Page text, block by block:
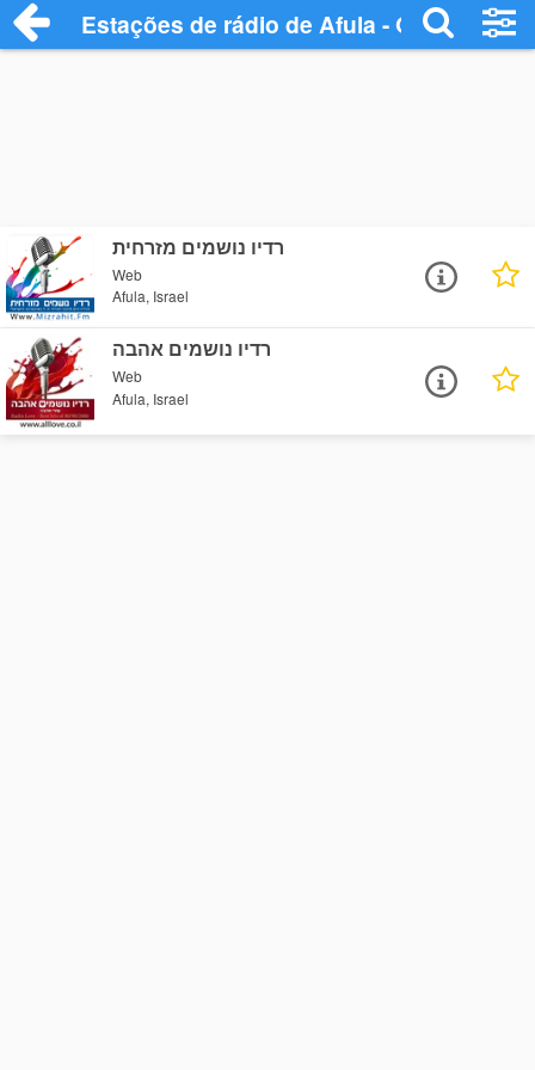
Estações de rádio de Afula - Ouça Online
רדיו נושמים מזרחית
Web
Afula, Israel
רדיו נושמים אהבה
Web
Afula, Israel